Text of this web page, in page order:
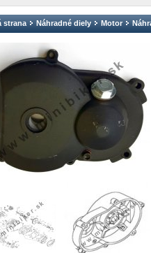
strana Náhradné diely Motor